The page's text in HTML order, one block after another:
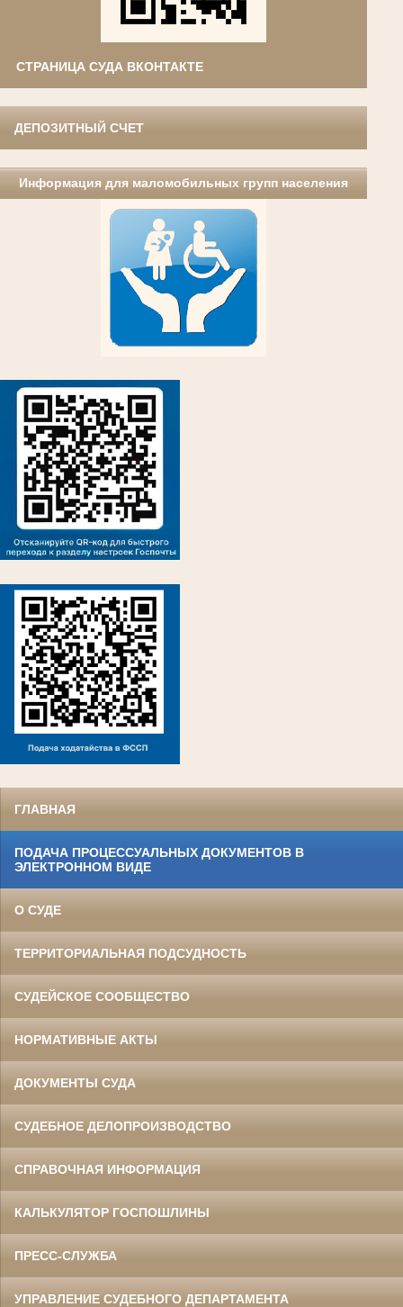
СТРАНИЦА СУДА ВКОНТАКТЕ
ДЕПОЗИТНЫЙ СЧЕТ
Информация для маломобильных групп населения
ГЛАВНАЯ
ПОДАЧА ПРОЦЕССУАЛЬНЫХ ДОКУМЕНТОВ В
ЭЛЕКТРОННОМ ВИДЕ
О СУДЕ
ТЕРРИТОРИАЛЬНАЯ ПОДСУДНОСТЬ
СУДЕЙСКОЕ СООБЩЕСТВО
НОРМАТИВНЫЕ АКТЫ
ДОКУМЕНТЫ СУДА
СУДЕБНОЕ ДЕЛОПРОИЗВОДСТВО
СПРАВОЧНАЯ ИНФОРМАЦИЯ
КАЛЬКУЛЯТОР ГОСПОШЛИНЫ
ПРЕСС-СЛУЖБА
УПРАВЛЕНИЕ СУДЕБНОГО ДЕПАРТАМЕНТА